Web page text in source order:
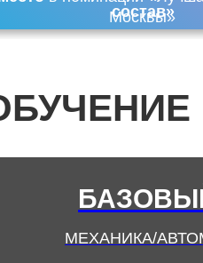
состав»
Москвы»
МЕХАНИКА/